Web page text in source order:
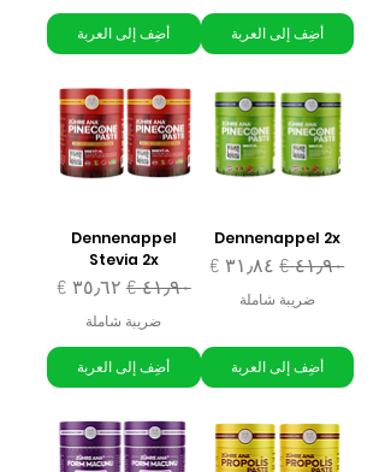
أضِف إلى العربة أضِف إلى العربة
Dennenappel 2x
سعر عادي‏٤١٫٩٠ € سعر البيع
ضريبة شاملة
أضِف إلى العربة
Dennenappel
Stevia 2x
سعر عادي‏٤١٫٩٠ € سعر البيع
ضريبة شاملة
أضِف إلى العربة